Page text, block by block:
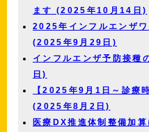
ます (2025年10月14日)
2025年インフルエンザワ
(2025年9月29日)
インフルエンザ予防接
日)
【2025年9月1日～診療
(2025年8月2日)
医療DX推進体制整備加